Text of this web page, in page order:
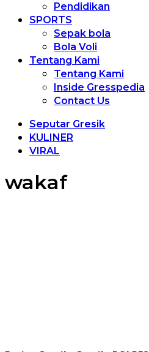
Pendidikan
SPORTS
Sepak bola
Bola Voli
Tentang Kami
Tentang Kami
Inside Gresspedia
Contact Us
Seputar Gresik
KULINER
VIRAL
wakaf